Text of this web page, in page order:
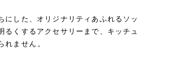
にした、オリジナリティあふれるソッ
るくするアクセサリーまで、キッチュ
れません⁡。